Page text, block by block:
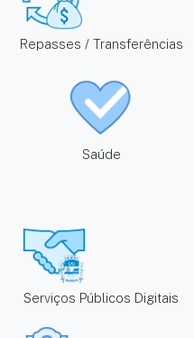
Repasses / Transferências
Saúde
Serviços Públicos Digitais